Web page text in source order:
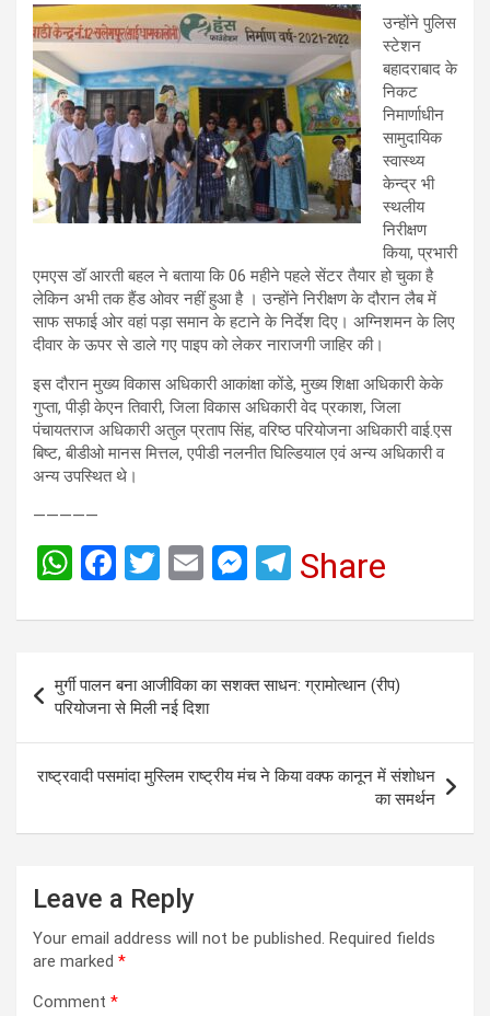
उन्होंने पुलिस
स्टेशन
बहादराबाद के
निकट
निमार्णाधीन
सामुदायिक
स्वास्थ्य
केन्द्र भी
स्थलीय
निरीक्षण
किया, प्रभारी
एमएस डॉ आरती बहल ने बताया कि 06 महीने पहले सेंटर तैयार हो चुका है
लेकिन अभी तक हैंड ओवर नहीं हुआ है । उन्होंने निरीक्षण के दौरान लैब में
साफ सफाई ओर वहां पड़ा समान के हटाने के निर्देश दिए। अग्निशमन के लिए
दीवार के ऊपर से डाले गए पाइप को लेकर नाराजगी जाहिर की।
इस दौरान मुख्य विकास अधिकारी आकांक्षा कोंडे, मुख्य शिक्षा अधिकारी केके
गुप्ता, पीड़ी केएन तिवारी, जिला विकास अधिकारी वेद प्रकाश, जिला
पंचायतराज अधिकारी अतुल प्रताप सिंह, वरिष्ठ परियोजना अधिकारी वाई.एस
बिष्ट, बीडीओ मानस मित्तल, एपीडी नलनीत घिल्डियाल एवं अन्य अधिकारी व
अन्य उपस्थित थे।
—————
W
at
s
A
p
p
F
ce
o
o
k
T
tt
er
E
ail
M
se
g
er
T
e
a
m
Share
Post
navigation
मुर्गी पालन बना आजीविका का सशक्त साधन: ग्रामोत्थान (रीप)
परियोजना से मिली नई दिशा
राष्ट्रवादी पसमांदा मुस्लिम राष्ट्रीय मंच ने किया वक्फ कानून में संशोधन
का समर्थन
Leave a Reply
Your email address will not be published. Required fields
are marked *
Comment *